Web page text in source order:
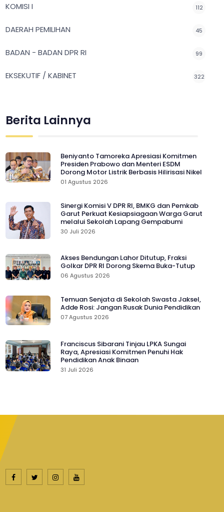
KOMISI I 112
DAERAH PEMILIHAN 45
BADAN - BADAN DPR RI 99
EKSEKUTIF / KABINET 322
Berita Lainnya
Beniyanto Tamoreka Apresiasi Komitmen
Presiden Prabowo dan Menteri ESDM
Dorong Motor Listrik Berbasis Hilirisasi Nikel
01 Agustus 2026
Sinergi Komisi V DPR RI, BMKG dan Pemkab
Garut Perkuat Kesiapsiagaan Warga Garut
melalui Sekolah Lapang Gempabumi
30 Juli 2026
Akses Bendungan Lahor Ditutup, Fraksi
Golkar DPR RI Dorong Skema Buka-Tutup
06 Agustus 2026
Temuan Senjata di Sekolah Swasta Jaksel,
Adde Rosi: Jangan Rusak Dunia Pendidikan
07 Agustus 2026
Franciscus Sibarani Tinjau LPKA Sungai
Raya, Apresiasi Komitmen Penuhi Hak
Pendidikan Anak Binaan
31 Juli 2026